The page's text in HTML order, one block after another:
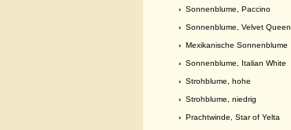
› Sonnenblume, Paccino
› Sonnenblume, Velvet Queen
› Mexikanische Sonnenblume
› Sonnenblume, Italian White
› Strohblume, hohe
› Strohblume, niedrig
› Prachtwinde, Star of Yelta